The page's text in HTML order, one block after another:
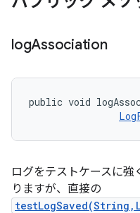
logAssociation
public void
ログをテストケースに
りますが、直接の